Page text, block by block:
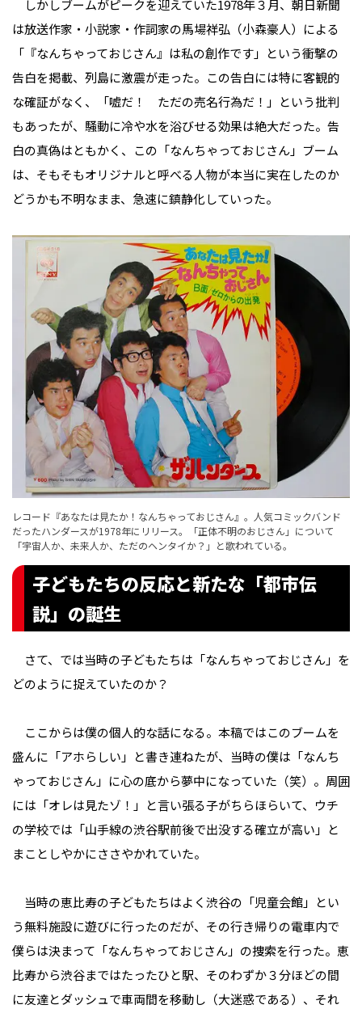
しかしブームがピークを迎えていた1978年３月、朝日新聞
は放送作家・小説家・作詞家の馬場祥弘（小森豪人）による
「『なんちゃっておじさん』は私の創作です」という衝撃の
告白を掲載、列島に激震が走った。この告白には特に客観的
な確証がなく、「嘘だ！ ただの売名行為だ！」という批判
もあったが、騒動に冷や水を浴びせる効果は絶大だった。告
白の真偽はともかく、この「なんちゃっておじさん」ブーム
は、そもそもオリジナルと呼べる人物が本当に実在したのか
どうかも不明なまま、急速に鎮静化していった。
レコード『あなたは見たか！なんちゃっておじさん』。人気コミックバンド
だったハンダースが1978年にリリース。「正体不明のおじさん」について
「宇宙人か、未来人か、ただのヘンタイか？」と歌われている。
子どもたちの反応と新たな「都市伝
説」の誕生
さて、では当時の子どもたちは「なんちゃっておじさん」を
どのように捉えていたのか？
ここからは僕の個人的な話になる。本稿ではこのブームを
盛んに「アホらしい」と書き連ねたが、当時の僕は「なんち
ゃっておじさん」に心の底から夢中になっていた（笑）。周囲
には「オレは見たゾ！」と言い張る子がちらほらいて、ウチ
の学校では「山手線の渋谷駅前後で出没する確立が高い」と
まことしやかにささやかれていた。
当時の恵比寿の子どもたちはよく渋谷の「児童会館」とい
う無料施設に遊びに行ったのだが、その行き帰りの電車内で
僕らは決まって「なんちゃっておじさん」の捜索を行った。恵
比寿から渋谷まではたったひと駅、そのわずか３分ほどの間
に友達とダッシュで車両間を移動し（大迷惑である）、それ